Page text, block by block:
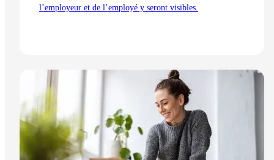
l’employeur et de l’employé y seront visibles.
Lire l'article